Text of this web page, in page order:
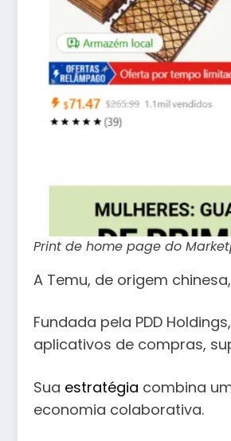
Print de home page do
A Temu, de origem
Fundada pela PDD
aplicativos de compras,
Sua estratégia combina
economia colaborativa.